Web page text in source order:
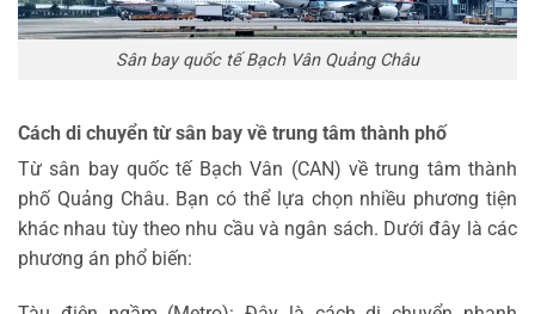
Sân bay quốc tế Bạch Vân Quảng Châu
Cách di chuyển từ sân bay về trung tâm thành phố
Từ sân bay quốc tế Bạch Vân (CAN) về trung tâm thành
phố Quảng Châu. Bạn có thể lựa chọn nhiều phương tiện
khác nhau tùy theo nhu cầu và ngân sách. Dưới đây là các
phương án phổ biến: